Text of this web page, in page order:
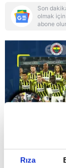
Rıza
Reddet
Son
olmak için
abone